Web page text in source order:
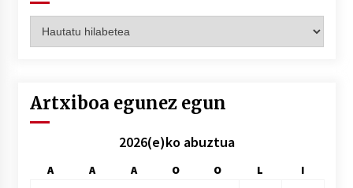
hilez
Artxiboa egunez egun
2026(e)ko abuztua
A A A O O L
I